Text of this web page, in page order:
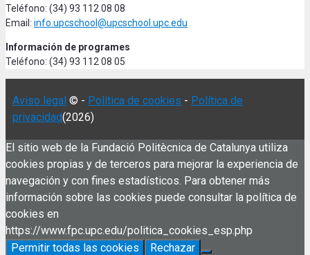
Teléfono: (34) 93 112 08 08
Email: info.upcschool@upcschool.upc.edu
Información de programes
Teléfono: (34) 93 112 08 05
Aviso legal © - Política de cookies - Política de
privacidad(2026)
El sitio web de la Fundació Politècnica de Catalunya utiliza
cookies propias y de terceros para mejorar la experiencia de
navegación y con fines estadísticos. Para obtener más
información sobre las cookies puede consultar la política de
cookies en
https://www.fpc.upc.edu/politica_cookies_esp.php
Permitir todas las cookies
Rechazar